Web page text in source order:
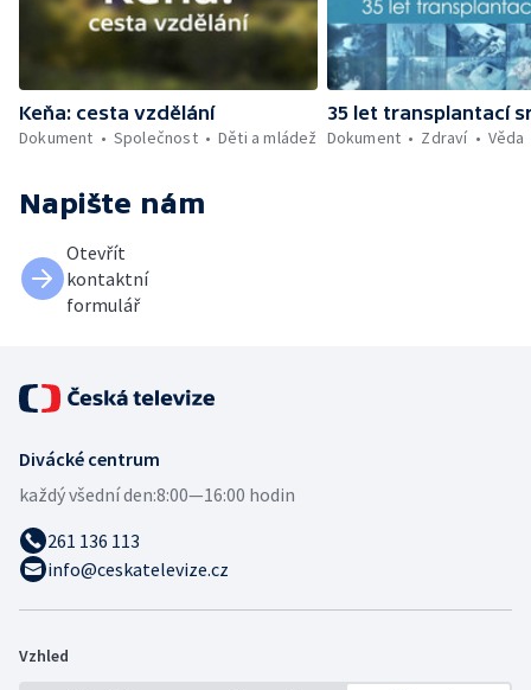
Keňa: cesta vzdělání
Dokument
Společnost Děti a mládež
35 let transplantací
Dokument
Zdraví Věda
Napište nám
Otevřít
kontaktní
formulář
Divácké centrum
každý všední den:8:00—16:00 hodin
261 136 113
info@ceskatelevize.cz
Vzhled